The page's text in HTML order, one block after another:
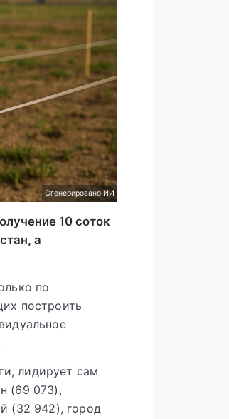
Сгенерировано ИИ
10 соток
а
по
построить
лидирует сам
(69 073),
(32 942), город